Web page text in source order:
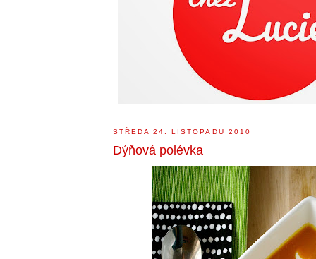
STŘEDA 24. LISTOPADU 2010
Dýňová polévka